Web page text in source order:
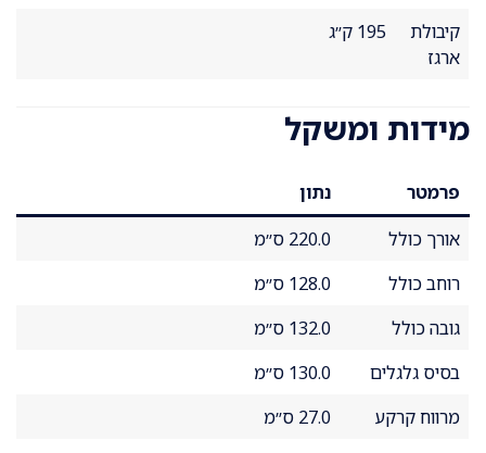
קיבולת
ארגז
195 ק״ג
מידות ומשקל
פרמטר
נתון
אורך כולל
220.0 ס״מ
רוחב כולל
128.0 ס״מ
גובה כולל
132.0 ס״מ
בסיס גלגלים
130.0 ס״מ
מרווח קרקע
27.0 ס״מ